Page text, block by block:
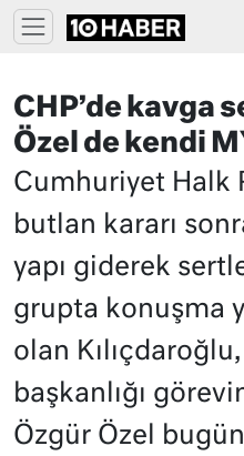
CHP’de kavga
Özel de kendi
Cumhuriyet Halk
butlan kararı
yapı giderek
grupta konuşma
olan
başkanlığı
Özgür Özel